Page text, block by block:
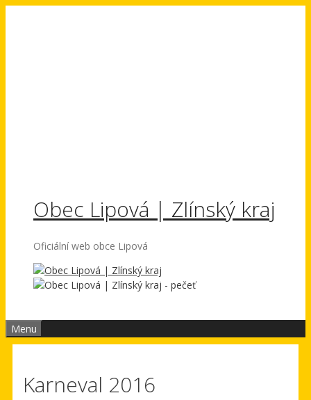
Obec Lipová | Zlínský kraj
Oficiální web obce Lipová
Menu
Karneval 2016